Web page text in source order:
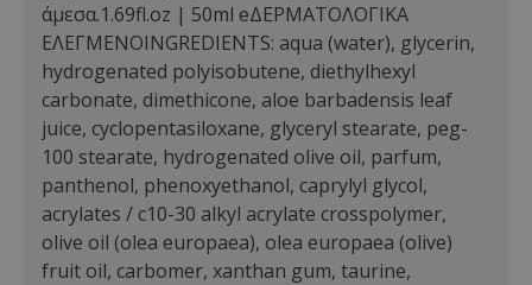
άμεσα.1.69fl.oz | 50ml eΔΕΡΜΑΤΟΛΟΓΙΚΑ
ΕΛΕΓΜΕΝΟINGREDIENTS: aqua (water), glycerin,
hydrogenated polyisobutene, diethylhexyl
carbonate, dimethicone, aloe barbadensis leaf
juice, cyclopentasiloxane, glyceryl stearate, peg-
100 stearate, hydrogenated olive oil, parfum,
panthenol, phenoxyethanol, caprylyl glycol,
acrylates / c10-30 alkyl acrylate crosspolymer,
olive oil (olea europaea), olea europaea (olive)
fruit oil, carbomer, xanthan gum, taurine,